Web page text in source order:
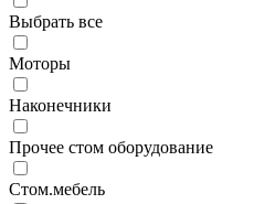
Выбрать все
Моторы
Наконечники
Прочее стом оборудование
Стом.мебель